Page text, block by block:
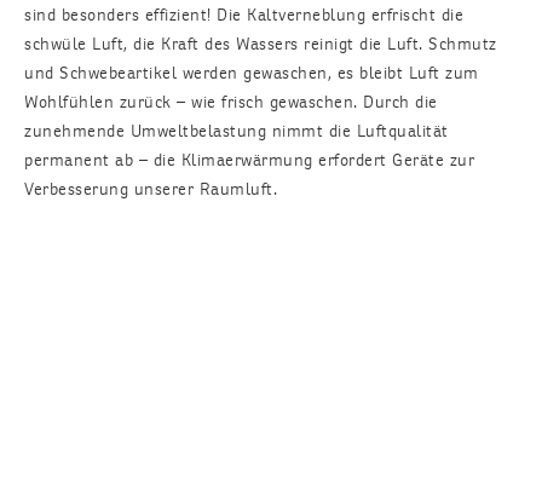
sind besonders effizient! Die Kaltverneblung erfrischt die
schwüle Luft, die Kraft des Wassers reinigt die Luft. Schmutz
und Schwebeartikel werden gewaschen, es bleibt Luft zum
Wohlfühlen zurück – wie frisch gewaschen. Durch die
zunehmende Umweltbelastung nimmt die Luftqualität
permanent ab – die Klimaerwärmung erfordert Geräte zur
Verbesserung unserer Raumluft.